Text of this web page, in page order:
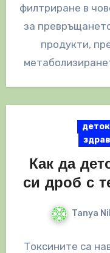
филтриране в
за
продукти,
Как да
си дроб с
Tanya
Токсините са